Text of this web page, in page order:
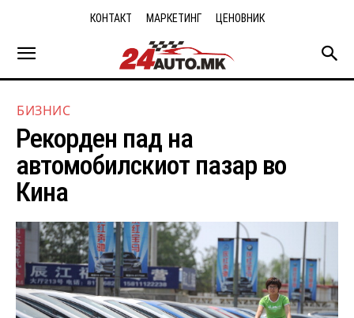
КОНТАКТ МАРКЕТИНГ ЦЕНОВНИК
БИЗНИС
Рекорден пад на
автомобилскиот пазар во
Кина